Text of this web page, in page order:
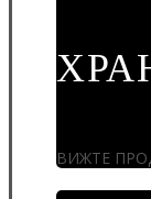
ВИЖТЕ